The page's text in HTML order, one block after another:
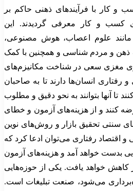
و کار با فرآیندهای ذهنی حاکم بر
کسب و کار معرفی گردیدند. این
مانند علوم اعصاب، هوش مصنوعی،
ذهن و مردم شناسی و همچنین با کمک
مغزی سعی در شناخت مکانیزم‌های
رفتاری انسان‌ها دارند تا به صاحبان
آنها بتوانند به نحو دقیق و مطلوب
کنند و از هزینه‌های آزمون و خطای
سنتی تحقیق بازار و روش‌های نوین
و اقتصاد رفتاری می‌توان ادعا کرد که
بدست خواهد آمد و هزینه‌های آزمون
کاهش خواهد یافت. یکی از حوزه‌هایی
می‌شود، صنعت تبلیغات است.